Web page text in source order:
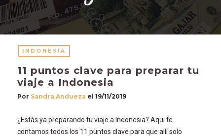
INDONESIA
11 puntos clave para preparar tu
viaje a Indonesia
Por Sandra Andueza el 19/11/2019
¿Estás ya preparando tu viaje a Indonesia? Aquí te
contamos todos los 11 puntos clave para que allí solo